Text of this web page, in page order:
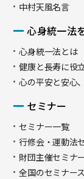
中村天風名言
心身統一法
心身統一法とは
健康と長寿に役
心の平安と安心
セミナー
セミナー一覧
行修会・運動法
財団主催セミナ
全国のセミナー